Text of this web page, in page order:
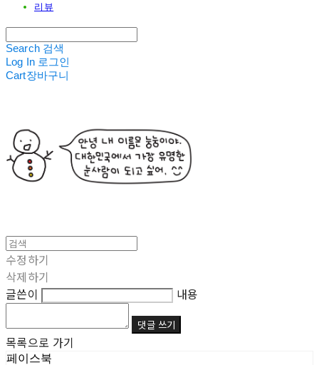
리뷰
Search 검색
Log In 로그인
Cart장바구니
수정하기
삭제하기
글쓴이
내용
댓글 쓰기
목록으로 가기
페이스북